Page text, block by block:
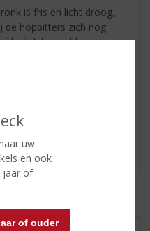
uw
en ook
jaar of
of ouder
is fris en licht droog,
de hopbitters zich nog
laten gelden.
voor dit product